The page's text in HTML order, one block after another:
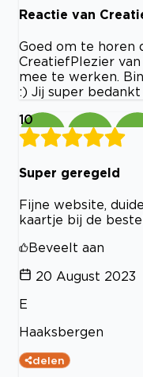
Reactie van
Goed om te horen
CreatiefPlezier
mee te werken.
:) Jij super
10
Super geregeld
Fijne website,
kaartje bij de
Beveelt aan
20 August 2023
E
Haaksbergen
delen